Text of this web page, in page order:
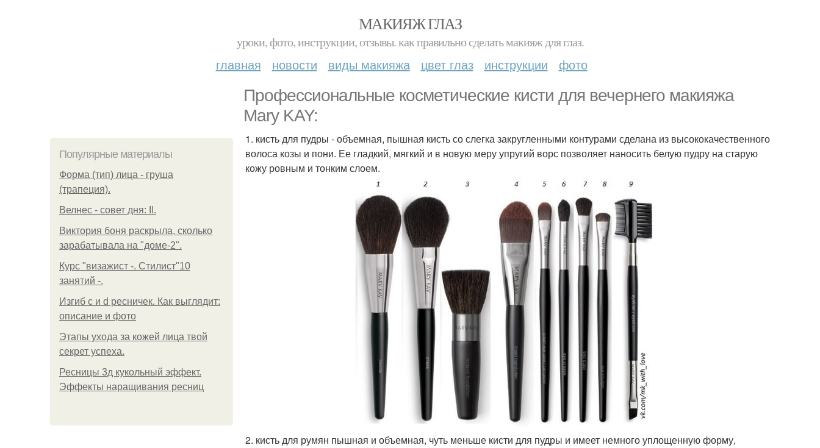
МАКИЯЖ ГЛАЗ
уроки, фото, инструкции, отзывы. как правильно сделать макияж для глаз.
главная новости виды макияжа цвет глаз инструкции фото
Профессиональные косметические кисти для вечернего макияжа
Mary KAY:
Популярные материалы
Форма (тип) лица - груша
(трапеция).
Велнес - совет дня: II.
Виктория боня раскрыла, сколько
зарабатывала на "доме-2".
Курс "визажист -. Стилист"10
занятий -.
Изгиб c и d ресничек. Как выглядит:
описание и фото
Этапы ухода за кожей лица твой
секрет успеха.
Ресницы 3д кукольный эффект.
Эффекты наращивания ресниц
1. кисть для пудры - объемная, пышная кисть со слегка закругленными контурами сделана из высококачественного
волоса козы и пони. Ее гладкий, мягкий и в новую меру упругий ворс позволяет наносить белую пудру на старую
кожу ровным и тонким слоем.
2. кисть для румян пышная и объемная, чуть меньше кисти для пудры и имеет немного уплощенную форму,